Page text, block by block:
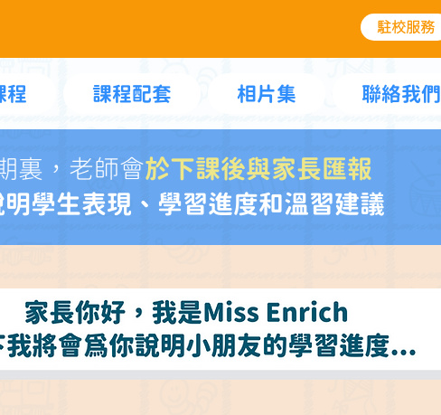
駐校服務
程 課程配套 相片集 聯絡我們
裏，老師會於下課後與家長匯報
明學生表現、學習進度和溫習建議